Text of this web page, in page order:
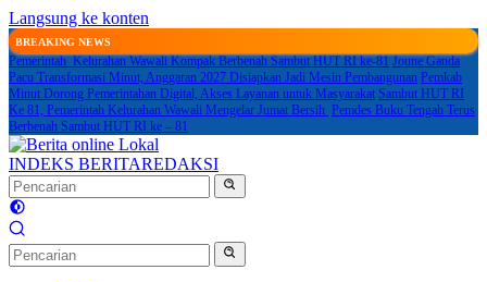
Langsung ke konten
BREAKING NEWS
Pemerintah Kelurahan Wawali Kompak Berbenah Sambut HUT RI ke-81 Joune Ganda
Pacu Transformasi Minut, Anggaran 2027 Disiapkan Jadi Mesin Pembangunan Pemkab
Minut Dorong Pemerintahan Digital, Akses Layanan untuk Masyarakat Sambut HUT RI
Ke 81, Pemerintah Kelurahan Wawali Mengelar Jumat Bersih
Pemdes Buku Tengah Terus
Berbenah Sambut HUT RI ke – 81
INDEKS BERITAREDAKSI